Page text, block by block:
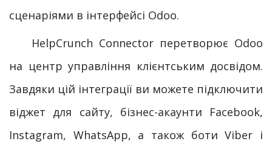
сценаріями в інтерфейсі Odoo.
​HelpCrunch Connector перетворює Odoo
на центр управління клієнтським досвідом.
Завдяки цій інтеграції ви можете підключити
віджет для сайту, бізнес-акаунти Facebook,
Instagram, WhatsApp, а також боти Viber і